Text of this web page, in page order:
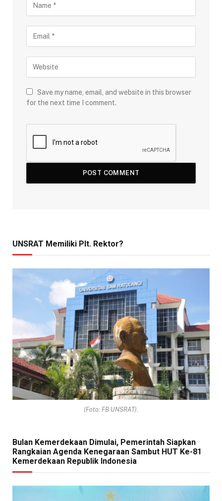
Save my name, email, and website in this browser
for the next time I comment.
UNSRAT Memiliki Plt. Rektor?
(Foto: FB UNSRAT).
Bulan Kemerdekaan Dimulai, Pemerintah Siapkan
Rangkaian Agenda Kenegaraan Sambut HUT Ke-81
Kemerdekaan Republik Indonesia